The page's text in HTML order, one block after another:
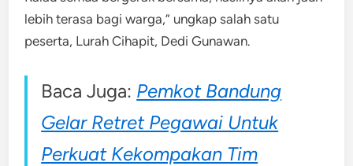
lebih terasa bagi warga,” ungkap salah satu
peserta, Lurah Cihapit, Dedi Gunawan.
Baca Juga: Pemkot Bandung
Gelar Retret Pegawai Untuk
Perkuat Kekompakan Tim